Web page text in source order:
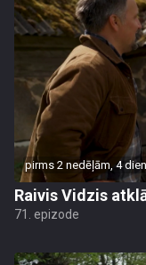
pirms 2 nedēļām, 4
Raivis Vidzis
71. epizode